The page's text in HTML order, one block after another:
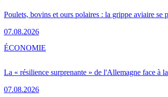
Poulets, bovins et ours polaires : la grippe aviaire se
07.08.2026
La « résilience surprenante » de l'Allemagne face à
07.08.2026
ÉCONOMIE